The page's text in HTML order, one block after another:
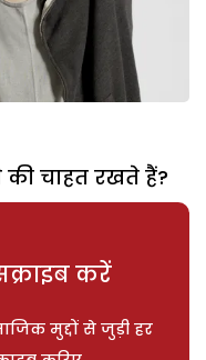
चाहत रखते हैं?
करें
मुद्दों से जुड़ी हर